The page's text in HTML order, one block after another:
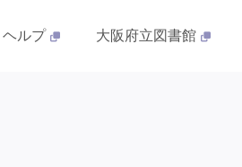
ヘルプ 大阪府立図書館